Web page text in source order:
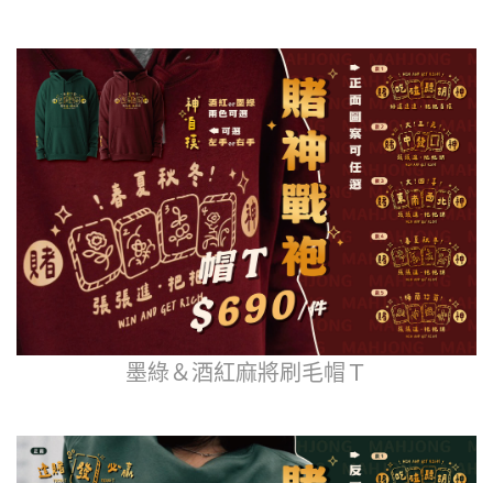
墨綠＆酒紅麻將刷毛帽Ｔ